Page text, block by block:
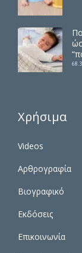
Χρήσιμα
Videos
Αρθρογραφία
Βιογραφικό
Εκδόσεις
Επικοινωνία